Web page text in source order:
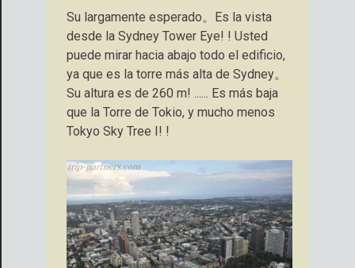
Su largamente esperado。Es la vista
desde la Sydney Tower Eye! ! Usted
puede mirar hacia abajo todo el edificio,
ya que es la torre más alta de Sydney。
Su altura es de 260 m! ...... Es más baja
que la Torre de Tokio, y mucho menos
Tokyo Sky Tree I! !